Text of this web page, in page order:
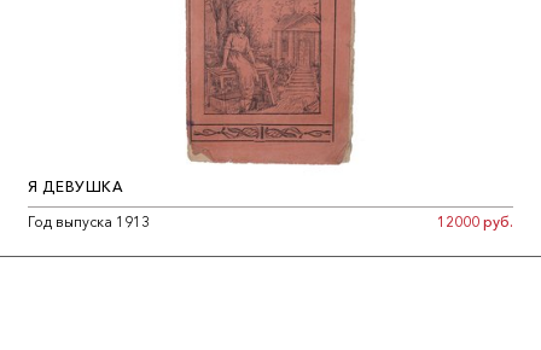
Я ДЕВУШКА
Год выпуска 1913
12000 руб.